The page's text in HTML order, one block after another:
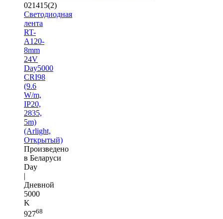
021415(2)
Светодиодная
лента
RT-
A120-
8mm
24V
Day5000
CRI98
(9.6
W/m,
IP20,
2835,
5m)
(Arlight,
Открытый)
Произведено
в Беларуси
Day
|
Дневной
5000
K
92768